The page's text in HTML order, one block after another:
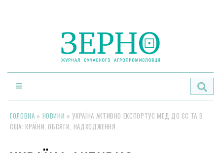
ГОЛОВНА » НОВИНИ » УКРАЇНА АКТИВНО ЕКСПОРТУЄ МЕД ДО ЄС ТА В
США: КРАЇНИ, ОБСЯГИ, НАДХОДЖЕННЯ